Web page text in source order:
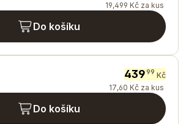
19,499 Kč za kus
Do košíku
43999 Kč
17,60 Kč za kus
Do košíku